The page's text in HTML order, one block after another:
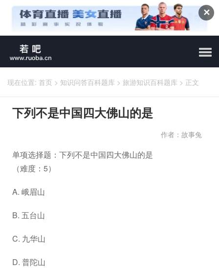
✕
现在位置: 首页 > 知识问答百科题库 > 旅游知识百科题库 > 正文
下列不是中国四大佛山的是
作者：故事兔
单项选择题：下列不是中国四大佛山的是
（难度：5）
A. 峨眉山
B. 五台山
C. 九华山
D. 普陀山